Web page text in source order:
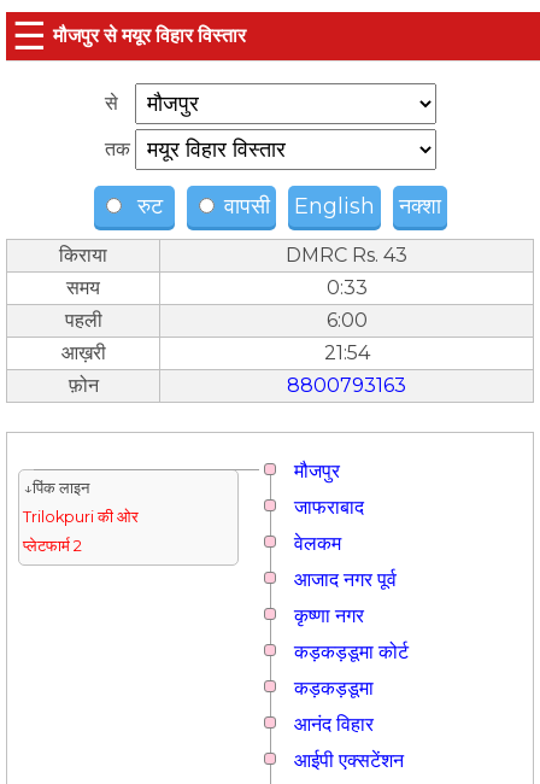
☰ मौजपुर से मयूर विहार विस्तार
से
तक
रुट वापसी English नक्शा
किराया
DMRC Rs. 43
समय
0:33
पहली
6:00
आख़री
21:54
फ़ोन
8800793163
मौजपुर
↓पिंक लाइन
Trilokpuri की ओर
प्लेटफार्म 2
जाफराबाद
वेलकम
आजाद नगर पूर्व
कृष्णा नगर
कड़कड़डूमा कोर्ट
कड़कड़डूमा
आनंद विहार
आईपी एक्सटेंशन